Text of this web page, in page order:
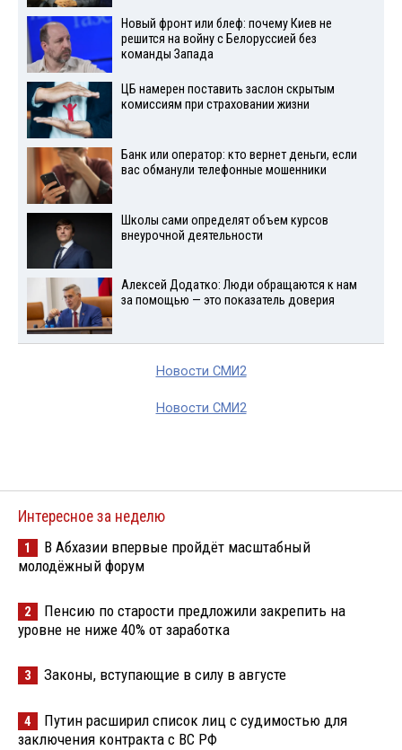
Новый фронт или блеф: почему Киев не
решится на войну с Белоруссией без
команды Запада
ЦБ намерен поставить заслон скрытым
комиссиям при страховании жизни
Банк или оператор: кто вернет деньги, если
вас обманули телефонные мошенники
Школы сами определят объем курсов
внеурочной деятельности
Алексей Додатко: Люди обращаются к нам
за помощью — это показатель доверия
Новости СМИ2
Новости СМИ2
Интересное за неделю
1
В Абхазии впервые пройдёт масштабный
молодёжный форум
2
Пенсию по старости предложили закрепить на
уровне не ниже 40% от заработка
3 Законы, вступающие в силу в августе
4
Путин расширил список лиц с судимостью для
заключения контракта с ВС РФ